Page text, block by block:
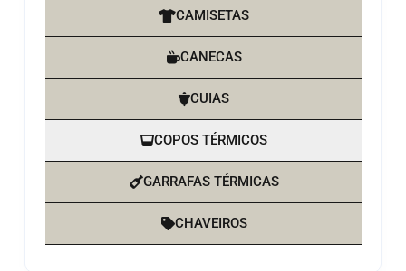
CAMISETAS
CANECAS
CUIAS
COPOS TÉRMICOS
GARRAFAS TÉRMICAS
CHAVEIROS